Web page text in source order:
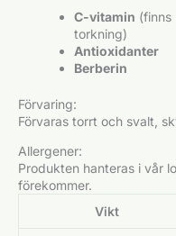
C-vitamin (finns
torkning)
Antioxidanter
Berberin
Förvaring:
Förvaras torrt och svalt,
Allergener:
Produkten hanteras i vår
förekommer.
Vikt